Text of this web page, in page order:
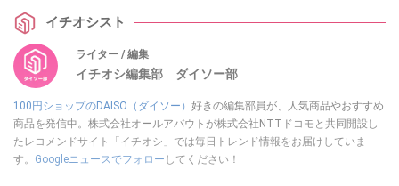
イチオシスト
ライター / 編集
イチオシ編集部 ダイソー部
100円ショップのDAISO（ダイソー） 好きの編集部員が、人気商品やおすすめ
商品を発信中。株式会社オールアバウトが株式会社NTTドコモと共同開設し
たレコメンドサイト「イチオシ」では毎日トレンド情報をお届けしていま
す。 Googleニュースでフォロー してください！